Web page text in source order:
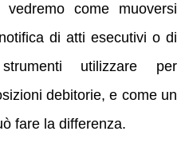
come muoversi
di atti esecutivi o di
utilizzare per
debitorie, e come un
fare la differenza.